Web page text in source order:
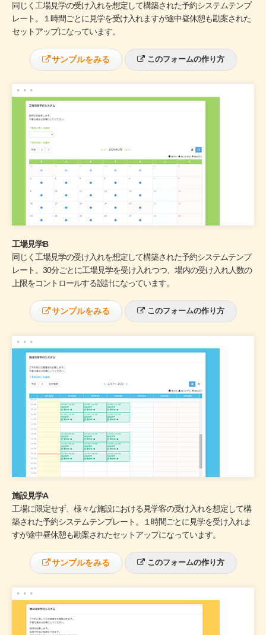
同じく工場見学の受け入れを想定して構築された予約システムテンプ
レート。１時間ごとに見学を受け入れますが途中昼休憩も勘案された
セットアップになっています。
サンプルをみる このフォームの作り方
工場見学B
同じく工場見学の受け入れを想定して構築された予約システムテンプ
レート。30分ごとに工場見学を受け入れつつ、場内の受け入れ人数の
上限をコントロールする設計になっています。
サンプルをみる このフォームの作り方
施設見学A
工場に限定せず、様々な施設における見学客の受け入れを想定して構
築された予約システムテンプレート。１時間ごとに見学を受け入れま
すが途中昼休憩も勘案されたセットアップになっています。
サンプルをみる このフォームの作り方